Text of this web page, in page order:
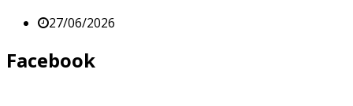
27/06/2026
Facebook